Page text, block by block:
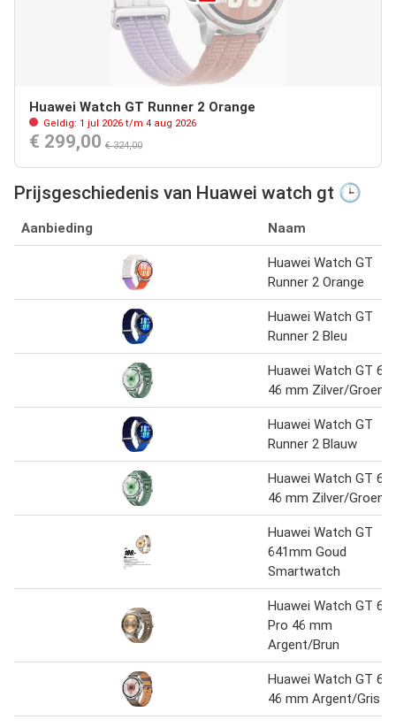
Huawei Watch GT Runner 2 Orange
Geldig: 1 jul 2026 t/m 4 aug 2026
€ 299,00 € 324,00
Prijsgeschiedenis van Huawei watch gt 🕒
Aanbieding Naam
Huawei Watch GT
Runner 2 Orange
Huawei Watch GT
Runner 2 Bleu
Huawei Watch GT 6
46 mm Zilver/Groen
Huawei Watch GT
Runner 2 Blauw
Huawei Watch GT 6
46 mm Zilver/Groen
Huawei Watch GT
641mm Goud
Smartwatch
Huawei Watch GT 6
Pro 46 mm
Argent/Brun
Huawei Watch GT 6
46 mm Argent/Gris